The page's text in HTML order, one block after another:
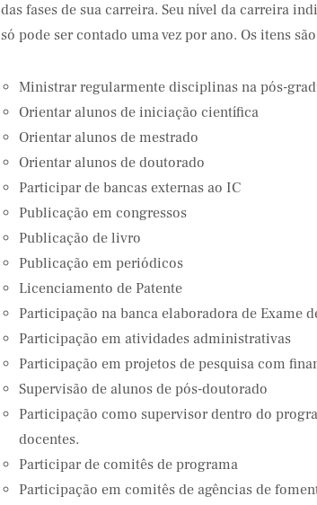
das fases de sua carreira. Seu nível da carreira
só pode ser contado uma vez por ano. Os itens
Ministrar regularmente disciplinas na pós-
Orientar alunos de iniciação científica
Orientar alunos de mestrado
Orientar alunos de doutorado
Participar de bancas externas ao IC
Publicação em congressos
Publicação de livro
Publicação em periódicos
Licenciamento de Patente
Participação na banca elaboradora de Exame
Participação em atividades administrativas
Participação em projetos de pesquisa com
Supervisão de alunos de pós-doutorado
Participação como supervisor dentro do
docentes.
Participar de comitês de programa
Participação em comitês de agências de